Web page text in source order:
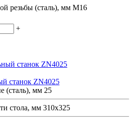
резьбы (сталь), мм М16
+
станок ZN4025
(сталь), мм 25
стола, мм 310x325